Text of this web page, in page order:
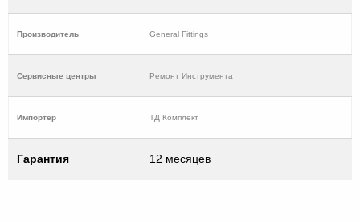
Производитель General Fittings
Cервисные центры Ремонт Инструмента
Импортер ТД Комплект
Гарантия 12 месяцев